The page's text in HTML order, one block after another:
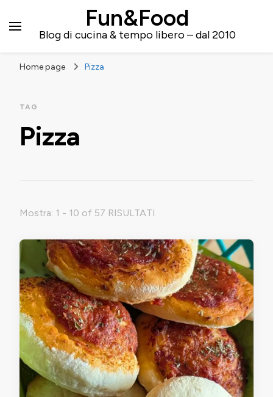
Fun&Food
Blog di cucina & tempo libero – dal 2010
Home page Pizza
TAG
Pizza
Mostra: 1 - 10 of 57 RISULTATI